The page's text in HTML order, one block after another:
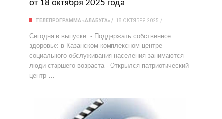
от 18 октября 2025 года
ТЕЛЕПРОГРАММА «АЛАБУГА» 18 ОКТЯБРЯ 2025
Сегодня в выпуске: - Поддержать собственное
здоровье: в Казанском комплексном центре
социального обслуживания населения занимаются
люди старшего возраста - Открылся патриотический
центр …